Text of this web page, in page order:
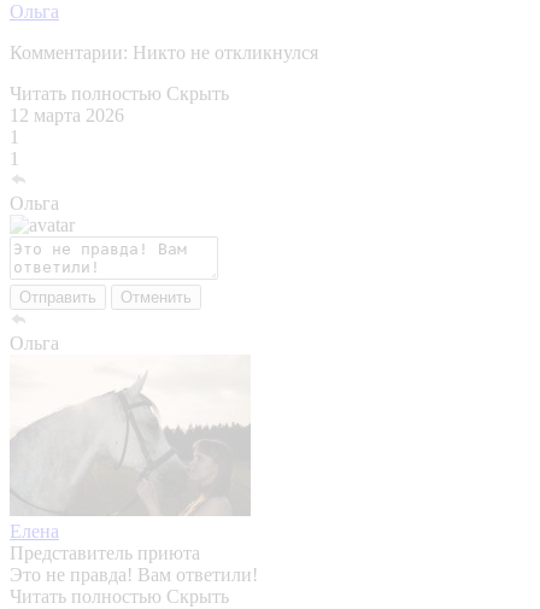
Ольга
Комментарии: Никто не откликнулся
Читать полностью Скрыть
12 марта 2026
1
1
Ольга
Отправить Отменить
Ольга
Елена
Представитель приюта
Это не правда! Вам ответили!
Читать полностью Скрыть